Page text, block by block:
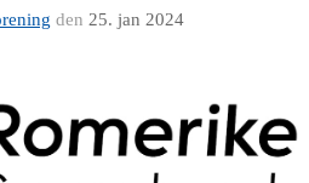
den 25. jan 2024